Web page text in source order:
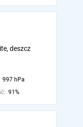
deszcz
997 hPa
91%